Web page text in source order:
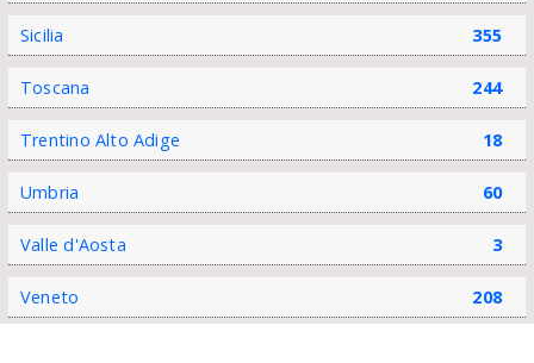
Sicilia 355
Toscana 244
Trentino Alto Adige 18
Umbria 60
Valle d'Aosta 3
Veneto 208